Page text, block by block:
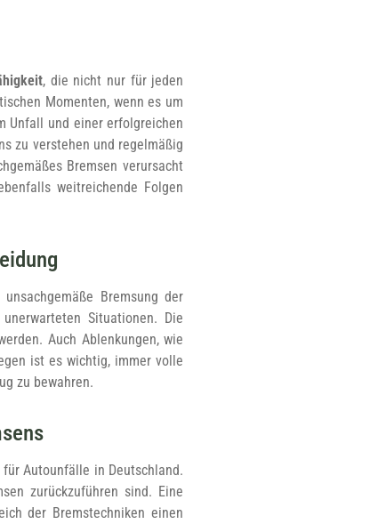
, die nicht nur für jeden
Momenten, wenn es um
Unfall und einer erfolgreichen
zu verstehen und regelmäßig
Bremsen verursacht
weitreichende Folgen
Bremsung der
Situationen. Die
Auch Ablenkungen, wie
ist es wichtig, immer volle
zu bewahren.
Autounfälle in Deutschland.
zurückzuführen sind. Eine
der Bremstechniken einen